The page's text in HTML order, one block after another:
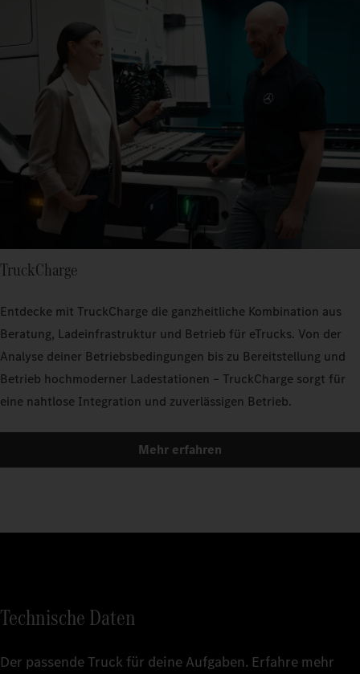
TruckCharge
Entdecke mit TruckCharge die ganzheitliche Kombination aus
Beratung, Ladeinfrastruktur und Betrieb für eTrucks. Von der
Analyse deiner Betriebsbedingungen bis zu Bereitstellung und
Betrieb hochmoderner Ladestationen – TruckCharge sorgt für
eine nahtlose Integration und zuverlässigen Betrieb.
Mehr erfahren
Technische Daten
Der passende Truck für deine Aufgaben. Erfahre mehr